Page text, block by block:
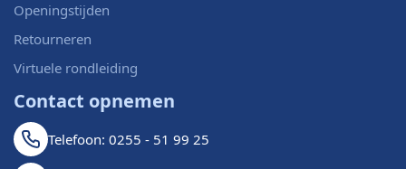
Openingstijden
Retourneren
Virtuele rondleiding
Contact opnemen
Telefoon: 0255 - 51 99 25